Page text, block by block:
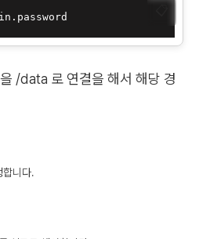
/data 로 연결을 해서 해당 경
합니다.